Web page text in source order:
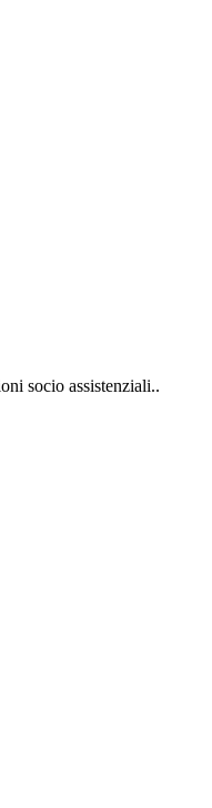
socio assistenziali..